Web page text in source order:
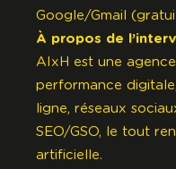
Google/Gmail
À propos de
AIxH est une
performance
ligne, réseaux
SEO/GSO, le tout
artificielle.